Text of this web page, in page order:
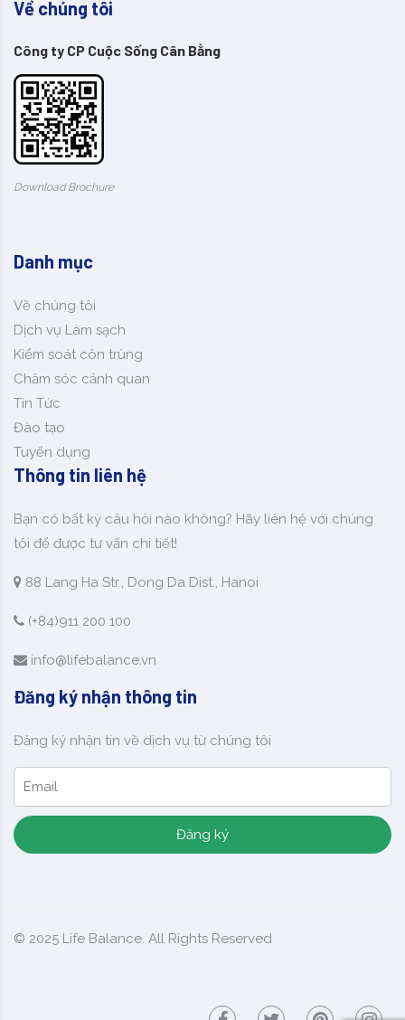
Về chúng tôi
Công ty CP Cuộc Sống Cân Bằng
Download Brochure
Danh mục
Về chúng tôi
Dịch vụ Làm sạch
Kiểm soát côn trùng
Chăm sóc cảnh quan
Tin Tức
Đào tạo
Tuyển dụng
Thông tin liên hệ
Bạn có bất kỳ câu hỏi nào không? Hãy liên hệ với chúng
tôi để được tư vấn chi tiết!
88 Lang Ha Str., Dong Da Dist., Hanoi
(+84)911 200 100
info@lifebalance.vn
Đăng ký nhận thông tin
Đăng ký nhận tin về dịch vụ từ chúng tôi
Đăng ký
© 2025 Life Balance. All Rights Reserved